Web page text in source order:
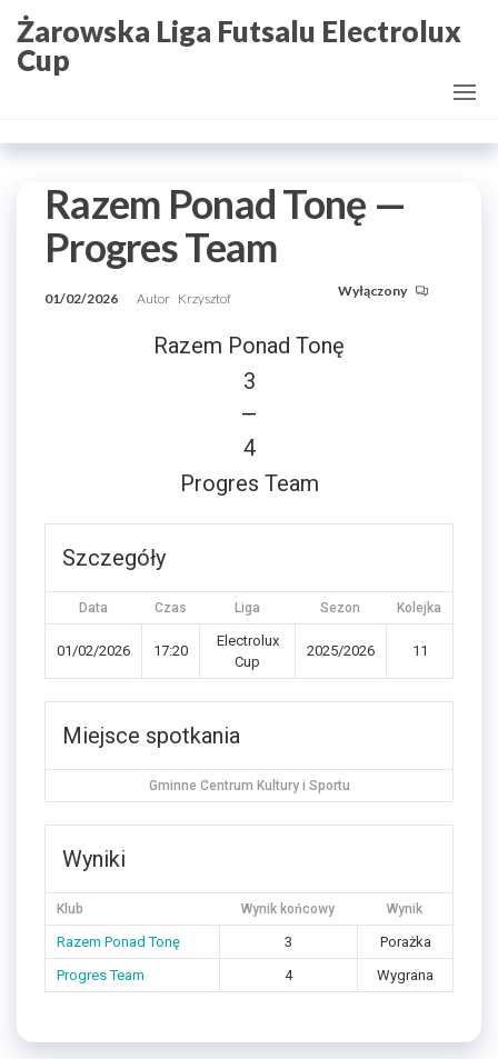
Przejdź
do
treści
Żarowska Liga Futsalu Electrolux
Cup
Razem Ponad Tonę —
Progres Team
01/02/2026 Autor Krzysztof Wyłączony
Razem Ponad Tonę
3
—
4
Progres Team
Szczegóły
Data Czas Liga Sezon Kolejka
01/02/2026 17:20
Electrolux
Cup
2025/2026 11
Miejsce spotkania
Gminne Centrum Kultury i Sportu
Wyniki
Klub Wynik końcowy Wynik
Razem Ponad Tonę 3
Porażka
Progres Team
4 Wygrana